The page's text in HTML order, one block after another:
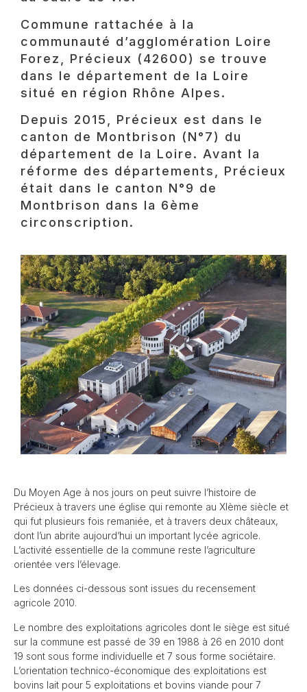
Commune rattachée à la
communauté d’agglomération Loire
Forez, Précieux (42600) se trouve
dans le département de la Loire
situé en région Rhône Alpes.
Depuis 2015, Précieux est dans le
canton de Montbrison (N°7) du
département de la Loire. Avant la
réforme des départements, Précieux
était dans le canton N°9 de
Montbrison dans la 6ème
circonscription.
Du Moyen Age à nos jours on peut suivre l’histoire de
Précieux à travers une église qui remonte au XIème siècle et
qui fut plusieurs fois remaniée, et à travers deux châteaux,
dont l’un abrite aujourd’hui un important lycée agricole.
L’activité essentielle de la commune reste l’agriculture
orientée vers l’élevage.
Les données ci-dessous sont issues du recensement
agricole 2010.
Le nombre des exploitations agricoles dont le siège est situé
sur la commune est passé de 39 en 1988 à 26 en 2010 dont
19 sont sous forme individuelle et 7 sous forme sociétaire.
L’orientation technico-économique des exploitations est
bovins lait pour 5 exploitations et bovins viande pour 7